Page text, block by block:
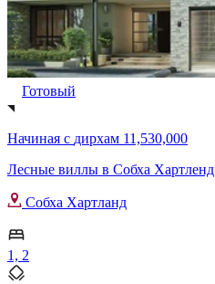
Готовый
Начиная с дирхам 11,530,000
Лесные виллы в Собха Хартленд
Собха Хартланд
1, 2